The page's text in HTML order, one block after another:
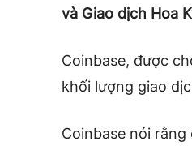
và Giao dịch Hoa
Coinbase, được
khối lượng giao
Coinbase nói